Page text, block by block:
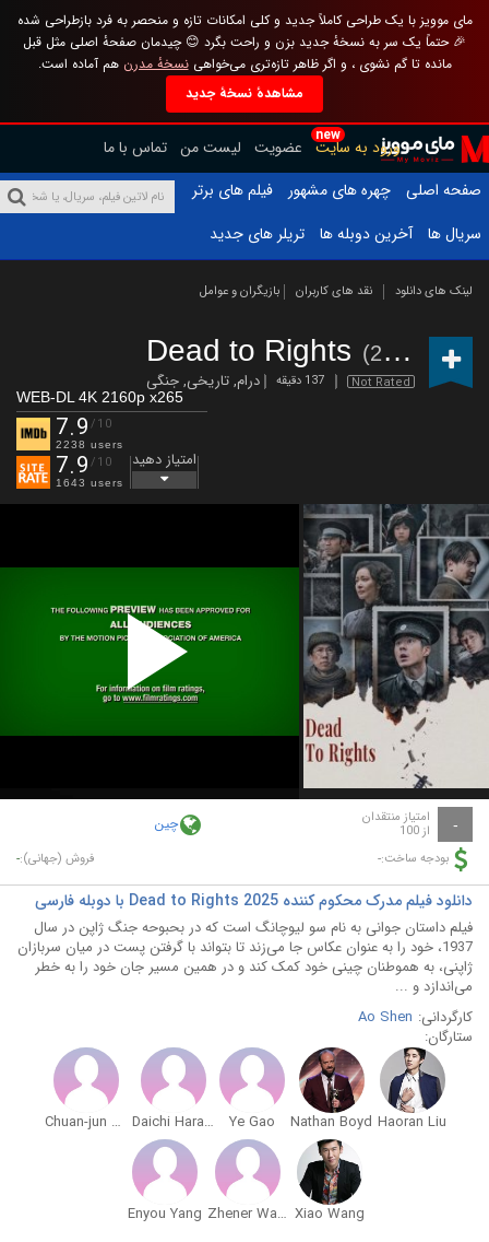
مای موویز با یک طراحی کاملاً جدید و کلی امکانات تازه و منحصر به فرد بازطراحی شده
🎉 حتماً یک سر به نسخهٔ جدید بزن و راحت بگرد 😊 چیدمان صفحهٔ اصلی مثل قبل
مانده تا گم نشوی ، و اگر ظاهر تازه‌تری می‌خواهینسخهٔ مدرن هم آماده است.
مشاهدهٔ نسخهٔ جدید
new
ورود به سایت عضویت لیست من تماس با ما
صفحه اصلی
چهره های مشهور
فیلم های برتر
سریال ها
آخرین دوبله ها تریلر های جدید
لینک های دانلود نقد های کاربران بازیگران و عوامل
Dead to Rights (2025)
Not Rated 137 دقیقه درام,تاریخی,جنگی
WEB-DL 4K 2160p x265
7.9 /10
2238 users
7.9 /10
1643 users
امتیاز دهید
Play
Video
- امتیاز منتقدان
از 100 چین
بودجه ساخت:- فروش (جهانی):-
دانلود فیلم مدرک محکوم کننده Dead to Rights 2025 با دوبله فارسی
فیلم داستان جوانی به نام سو لیوچانگ است که در بحبوحه جنگ ژاپن در سال
1937، خود را به عنوان عکاس جا می‌زند تا بتواند با گرفتن پست در میان سربازان
ژاپنی، به هموطنان چینی خود کمک کند و در همین مسیر جان خود را به خطر
می‌اندازد و ...
کارگردانی: Ao Shen
ستارگان:
Haoran Liu
Nathan Boyd
Ye Gao
Daichi Harashima
Chuan-jun Wang
Xiao Wang
Zhener Wang
Enyou Yang